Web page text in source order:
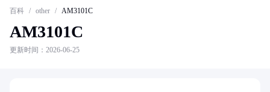
百科 / other / AM3101C
AM3101C
更新时间：2026-06-25